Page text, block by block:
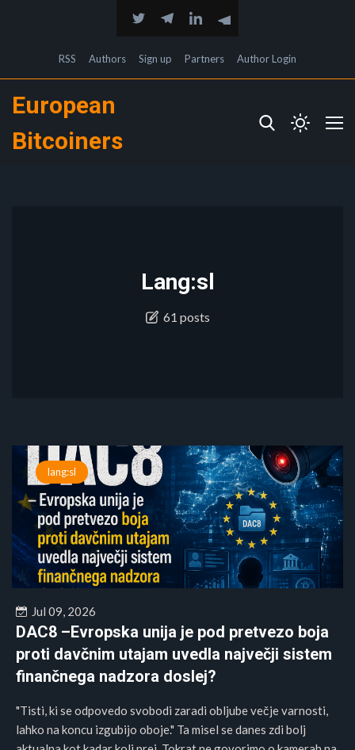
RSS Authors Sign up Partners Author Login
European
Bitcoiners
Lang:sl
61 posts
lang:sl
Jul 09, 2026
DAC8 –Evropska unija je pod pretvezo boja
proti davčnim utajam uvedla največji sistem
finančnega nadzora doslej?
"Tisti, ki se odpovedo svobodi zaradi obljube večje varnosti,
lahko na koncu izgubijo oboje." Ta misel se danes zdi bolj